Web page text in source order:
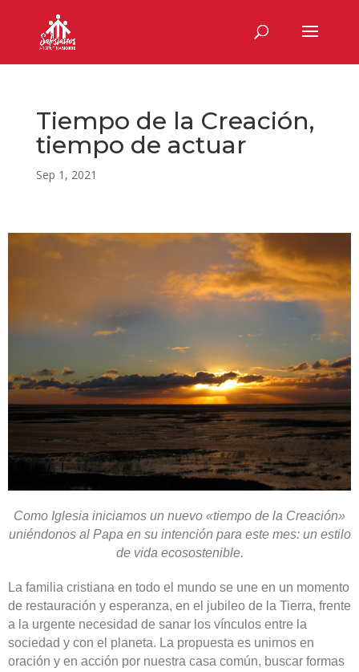
Tiempo de la Creación,
tiempo de actuar
Sep 1, 2021
Como Iglesia iniciamos un nuevo «tiempo de la Creación»
uniéndonos al Papa en su intención para este mes: un estilo
de vida ecosostenible.
La familia cristiana en todo el mundo se une en un momento
de restauración y esperanza, en el jubileo de la Tierra, frente
a la urgente necesidad de sanar los vínculos entre la
sociedad y con el planeta. La propuesta es unirnos en
oración y en acción por nuestra casa común, buscar formas